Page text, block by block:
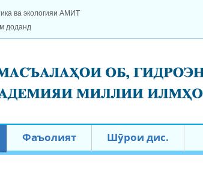
ва экологияи АМИТ
доданд
Фаъолият
Шӯрои дис.